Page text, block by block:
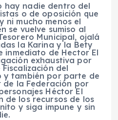
hay nadie dentro del
o de oposición que
ni mucho menos el
se vuelve sumiso al
Municipal, ojalá
la Karina y la Bety
inmediato de Hector El
exhaustiva por
del
y también por parte de
la Federación por
Héctor El
de los recursos de los
y siga impune y sin